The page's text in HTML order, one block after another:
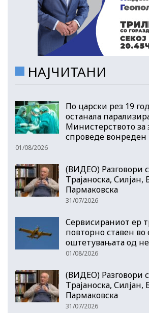
НАЈЧИТАНИ
По царски рез 19
останала
Министерството за
спроведе вонреден
01/08/2026
(ВИДЕО) Разговори
Трајаноска, Силјан,
Пармаковска
31/07/2026
Сервисираниот ер
повторно ставен
оштетувањата од
01/08/2026
(ВИДЕО) Разговори
Трајаноска, Силјан,
Пармаковска
31/07/2026